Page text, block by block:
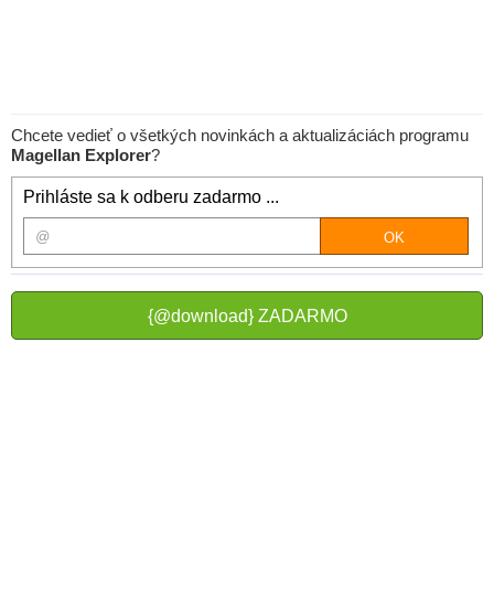
Chcete vedieť o všetkých novinkách a aktualizáciách programu
Magellan Explorer?
Prihláste sa k odberu zadarmo ...
{@download} ZADARMO